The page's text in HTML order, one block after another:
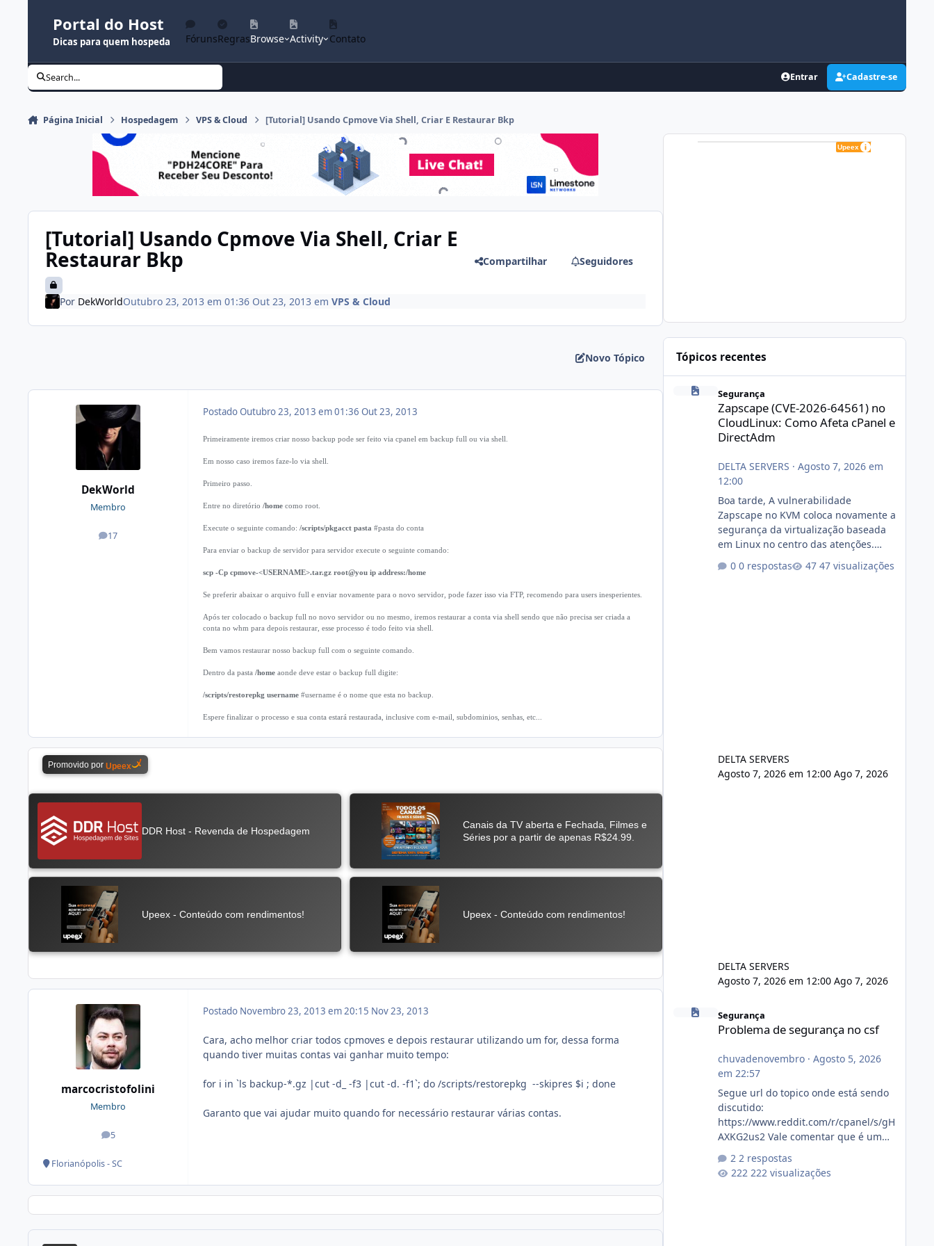
Portal do Host
Dicas para quem hospeda FórunsRegrasBrowse Activity Contato
Search... Entrar Cadastre-se
Página Inicial Hospedagem VPS & Cloud [Tutorial] Usando Cpmove Via Shell, Criar E Restaurar Bkp
[Tutorial] Usando Cpmove Via Shell, Criar E
Restaurar Bkp Compartilhar Seguidores
Por DekWorldOutubro 23, 2013 em 01:36 Out 23, 2013 em VPS & Cloud
Novo Tópico
DekWorld
Membro
17
posts
PostadoOutubro 23, 2013 em 01:36 Out 23, 2013
Primeiramente iremos criar nosso backup pode ser feito via cpanel em backup full ou via shell.
Em nosso caso iremos faze-lo via shell.
Primeiro passo.
Entre no diretório /home como root.
Execute o seguinte comando: /scripts/pkgacct pasta #pasta do conta
Para enviar o backup de servidor para servidor execute o seguinte comando:
scp -Cp cpmove-<USERNAME>.tar.gz root@you ip address:/home
Se preferir abaixar o arquivo full e enviar novamente para o novo servidor, pode fazer isso via FTP, recomendo para users inesperientes.
Após ter colocado o backup full no novo servidor ou no mesmo, iremos restaurar a conta via shell sendo que não precisa ser criada a
conta no whm para depois restaurar, esse processo é todo feito via shell.
Bem vamos restaurar nosso backup full com o seguinte comando.
Dentro da pasta /home aonde deve estar o backup full digite:
/scripts/restorepkg username #username é o nome que esta no backup.
Espere finalizar o processo e sua conta estará restaurada, inclusive com e-mail, subdominios, senhas, etc...
marcocristofolini
Membro
5
posts
Florianópolis - SC
Postado Novembro 23, 2013 em 20:15 Nov 23, 2013
Cara, acho melhor criar todos cpmoves e depois restaurar utilizando um for, dessa forma
quando tiver muitas contas vai ganhar muito tempo:
for i in `ls backup-*.gz |cut -d_ -f3 |cut -d. -f1`; do /scripts/restorepkg --skipres $i ; done
Garanto que vai ajudar muito quando for necessário restaurar várias contas.
Tópicos recentes
Zapscape (CVE-2026-64561) no CloudLinux: Como Afeta
Segurança
Zapscape (CVE-2026-64561) no
CloudLinux: Como Afeta cPanel e
DirectAdm
DELTA SERVERS · Agosto 7, 2026 em
12:00
Boa tarde, A vulnerabilidade
Zapscape no KVM coloca novamente a
segurança da virtualização baseada
em Linux no centro das atenções.
https://cloudlinux.statuspage.io/incid
ents/dlrxjx23zz5f Criamos uma breve
0 respostas 47 visualizações
DELTA SERVERS
Agosto 7, 2026 em 12:00 Ago 7, 2026
DELTA SERVERS
Agosto 7, 2026 em 12:00 Ago 7, 2026
Problema de segurança no csf
Segurança
Problema de segurança no csf
chuvadenovembro· Agosto 5, 2026
em 22:57
Segue url do topico onde está sendo
discutido:
https://www.reddit.com/r/cpanel/s/gH
AXKG2us2 Vale comentar que é um
pegada no da.
2 respostas
222 visualizações